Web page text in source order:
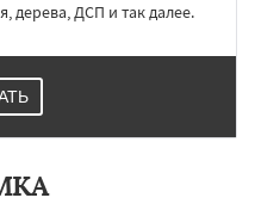
дерева, ДСП и так далее.